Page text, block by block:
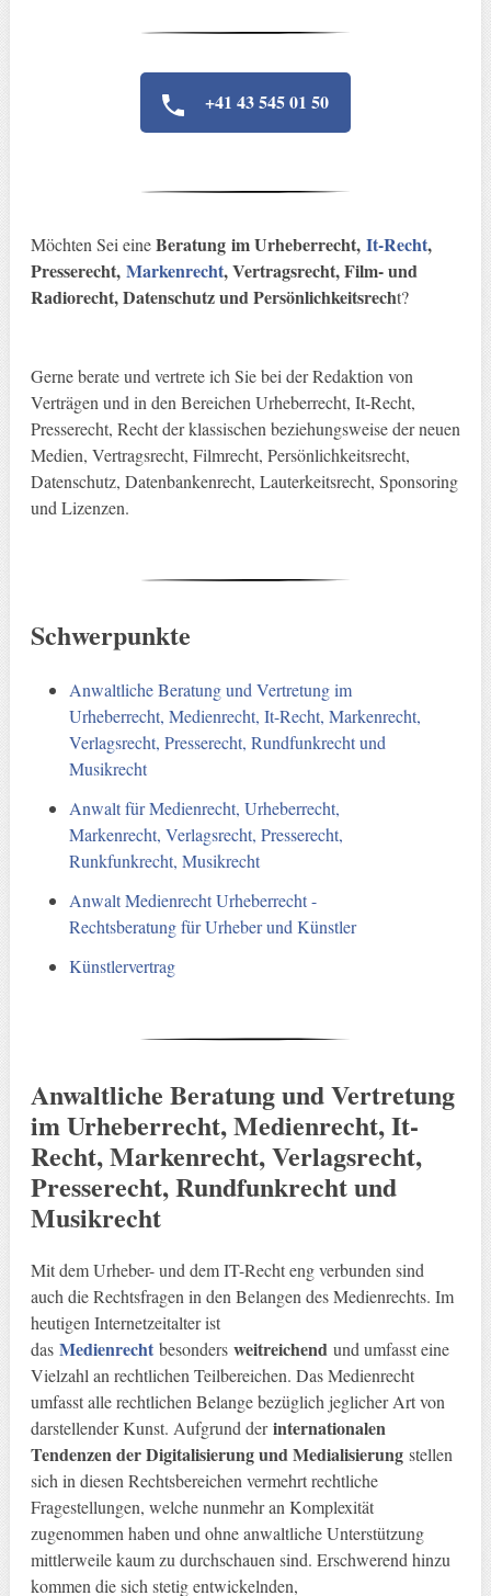
+41 43 545 01 50
Möchten Sei eineBeratung im Urheberrecht, It-Recht,
Presserecht, Markenrecht, Vertragsrecht, Film- und
Radiorecht, Datenschutz und Persönlichkeitsrecht?
Gerne berate und vertrete ich Sie bei der Redaktion von
Verträgen und in den Bereichen Urheberrecht, It-Recht,
Presserecht, Recht der klassischen beziehungsweise der neuen
Medien, Vertragsrecht, Filmrecht, Persönlichkeitsrecht,
Datenschutz, Datenbankenrecht, Lauterkeitsrecht, Sponsoring
und Lizenzen.
Schwerpunkte
Anwaltliche Beratung und Vertretung im
Urheberrecht, Medienrecht, It-Recht, Markenrecht,
Verlagsrecht, Presserecht, Rundfunkrecht und
Musikrecht
Anwalt für Medienrecht, Urheberrecht,
Markenrecht, Verlagsrecht, Presserecht,
Runkfunkrecht, Musikrecht
Anwalt Medienrecht Urheberrecht -
Rechtsberatung für Urheber und Künstler
Künstlervertrag
Anwaltliche Beratung und Vertretung
im Urheberrecht, Medienrecht, It-
Recht, Markenrecht, Verlagsrecht,
Presserecht, Rundfunkrecht und
Musikrecht
Mit dem Urheber- und dem IT-Recht eng verbunden sind
auch die Rechtsfragen in den Belangen des Medienrechts. Im
heutigen Internetzeitalter ist
das Medienrechtbesonders weitreichend und umfasst eine
Vielzahl an rechtlichen Teilbereichen. Das Medienrecht
umfasst alle rechtlichen Belange bezüglich jeglicher Art von
darstellender Kunst. Aufgrund derinternationalen
Tendenzen der Digitalisierung und Medialisierungstellen
sich in diesen Rechtsbereichen vermehrt rechtliche
Fragestellungen, welche nunmehr an Komplexität
zugenommen haben und ohne anwaltliche Unterstützung
mittlerweile kaum zu durchschauen sind. Erschwerend hinzu
kommen die sich stetig entwickelnden,